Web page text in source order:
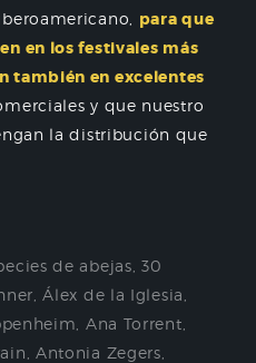
para que
en los festivales más
también en excelentes
y que nuestro
la distribución que
de abejas ,30
,Álex de la Iglesia
Ana Torrent
Antonia Zegers